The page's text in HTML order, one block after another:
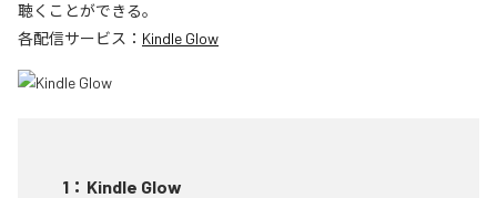
聴くことができる。
各配信サービス： Kindle Glow
1 ： Kindle Glow